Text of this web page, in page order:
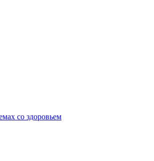
со здоровьем